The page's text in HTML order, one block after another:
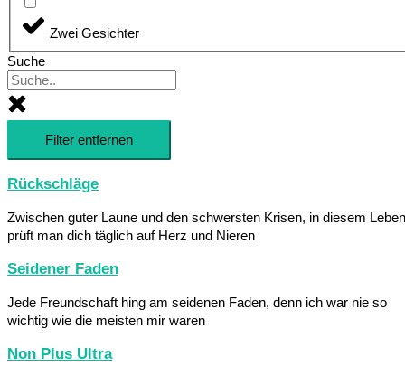
Zwei Gesichter
Suche
Filter entfernen
Rückschläge
Zwischen guter Laune und den schwersten Krisen, in diesem Leben
prüft man dich täglich auf Herz und Nieren
Seidener Faden
Jede Freundschaft hing am seidenen Faden, denn ich war nie so
wichtig wie die meisten mir waren
Non Plus Ultra